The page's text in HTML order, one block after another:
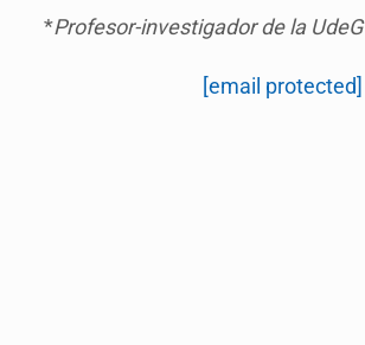
*Profesor-investigador de la UdeG
[email protected]